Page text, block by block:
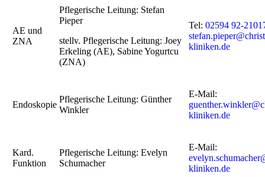
AE und
ZNA
Pflegerische Leitung: Stefan
Pieper
stellv. Pflegerische Leitung: Joey
Erkeling (AE), Sabine Yogurtcu
(ZNA)
Tel: 02594 92-
kliniken.de
Endoskopie
Pflegerische Leitung: Günther
Winkler
E-Mail:
kliniken.de
Kard.
Funktion
Pflegerische Leitung: Evelyn
Schumacher
E-Mail:
kliniken.de